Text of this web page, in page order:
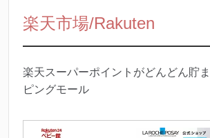
楽天市場/Rakuten
楽天スーパーポイントがどんどん貯
ピングモール